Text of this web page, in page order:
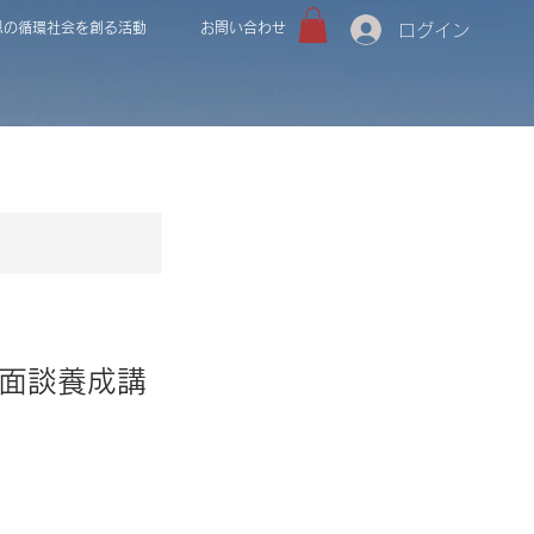
の循環社会を創る活動 お問い合わせ ログイン
談養成講